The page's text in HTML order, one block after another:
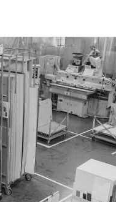
なえるメーカー